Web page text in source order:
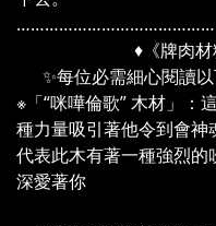
♦️《牌肉材料
✨每位必需細心閱讀以
※「“咪嘩倫歌” 木材」：
種力量吸引著他令到會
代表此木有著一種強烈
深愛著你